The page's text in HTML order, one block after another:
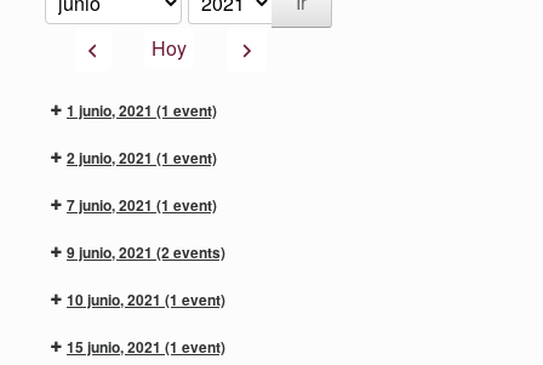
Mes
Año
AnteriorHoy Siguiente
1 junio, 2021 (1 event)
2 junio, 2021 (1 event)
7 junio, 2021 (1 event)
9 junio, 2021 (2 events)
10 junio, 2021 (1 event)
15 junio, 2021 (1 event)